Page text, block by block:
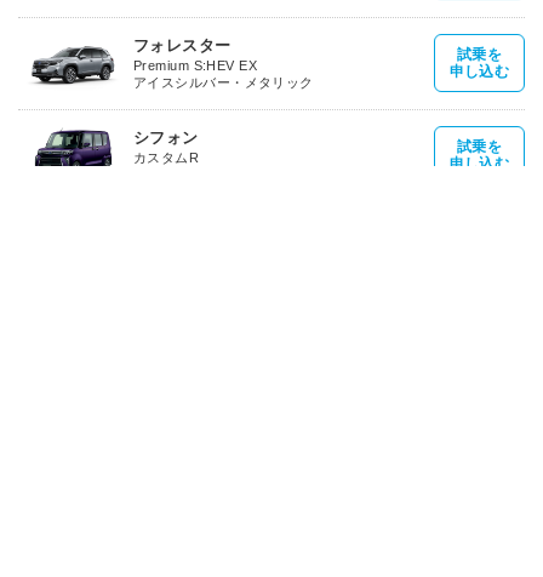
フォレスター
Premium S:HEV EX
アイスシルバー・メタリック
試乗を
申し込む
シフォン
カスタムR
試乗を
申し込む